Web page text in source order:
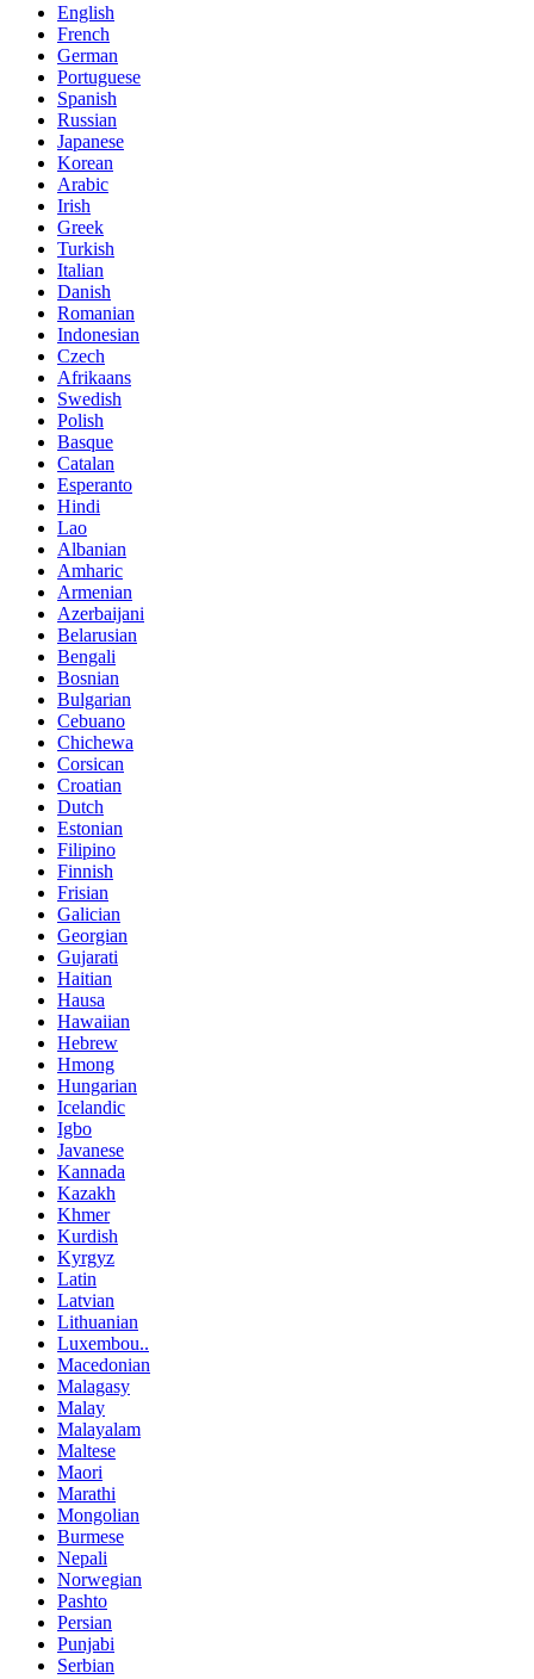
English
French
German
Portuguese
Spanish
Russian
Japanese
Korean
Arabic
Irish
Greek
Turkish
Italian
Danish
Romanian
Indonesian
Czech
Afrikaans
Swedish
Polish
Basque
Catalan
Esperanto
Hindi
Lao
Albanian
Amharic
Armenian
Azerbaijani
Belarusian
Bengali
Bosnian
Bulgarian
Cebuano
Chichewa
Corsican
Croatian
Dutch
Estonian
Filipino
Finnish
Frisian
Galician
Georgian
Gujarati
Haitian
Hausa
Hawaiian
Hebrew
Hmong
Hungarian
Icelandic
Igbo
Javanese
Kannada
Kazakh
Khmer
Kurdish
Kyrgyz
Latin
Latvian
Lithuanian
Luxembou..
Macedonian
Malagasy
Malay
Malayalam
Maltese
Maori
Marathi
Mongolian
Burmese
Nepali
Norwegian
Pashto
Persian
Punjabi
Serbian